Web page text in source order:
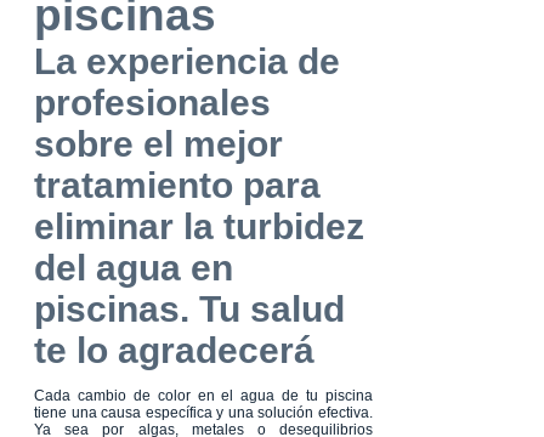
piscinas
La experiencia de
profesionales
sobre el mejor
tratamiento para
eliminar la turbidez
del agua en
piscinas. Tu salud
te lo agradecerá
Cada cambio de color en el agua de tu piscina
tiene una causa específica y una solución efectiva.
Ya sea por algas, metales o desequilibrios